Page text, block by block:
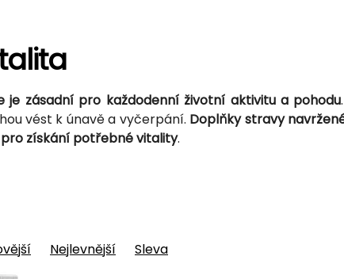
je zásadní pro každodenní životní aktivitu a pohodu
vést k únavě a vyčerpání. Doplňky stravy
získání potřebné vitality.
Nejlevnější Sleva